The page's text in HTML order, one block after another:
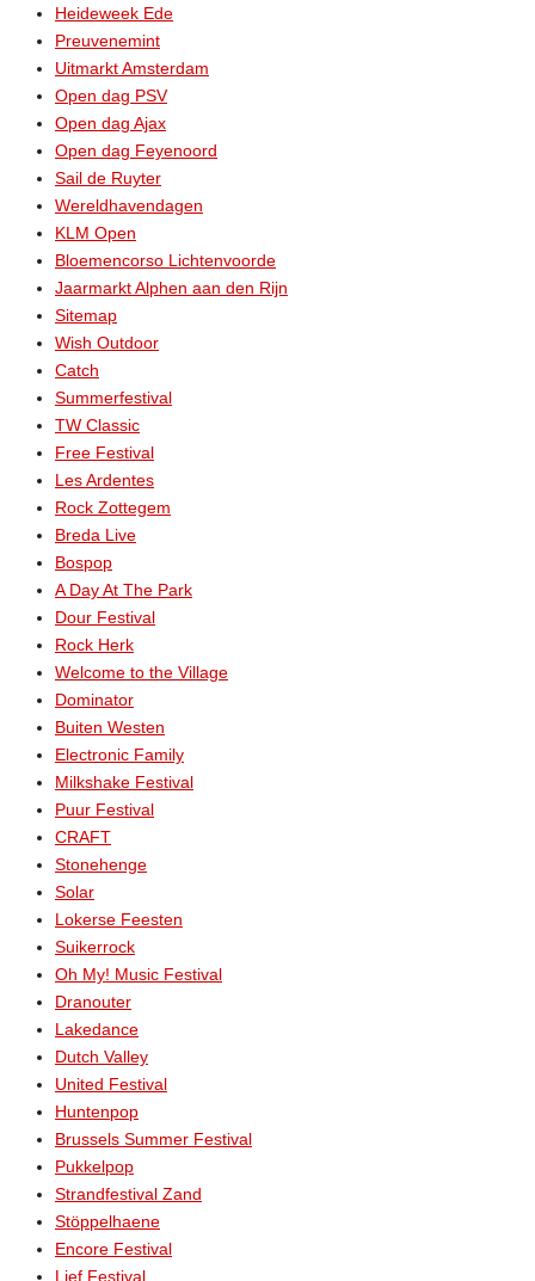
Heideweek Ede
Preuvenemint
Uitmarkt Amsterdam
Open dag PSV
Open dag Ajax
Open dag Feyenoord
Sail de Ruyter
Wereldhavendagen
KLM Open
Bloemencorso Lichtenvoorde
Jaarmarkt Alphen aan den Rijn
Sitemap
Wish Outdoor
Catch
Summerfestival
TW Classic
Free Festival
Les Ardentes
Rock Zottegem
Breda Live
Bospop
A Day At The Park
Dour Festival
Rock Herk
Welcome to the Village
Dominator
Buiten Westen
Electronic Family
Milkshake Festival
Puur Festival
CRAFT
Stonehenge
Solar
Lokerse Feesten
Suikerrock
Oh My! Music Festival
Dranouter
Lakedance
Dutch Valley
United Festival
Huntenpop
Brussels Summer Festival
Pukkelpop
Strandfestival Zand
Stöppelhaene
Encore Festival
Lief Festival